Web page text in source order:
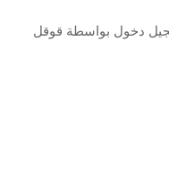
دخول بواسطة قوقل